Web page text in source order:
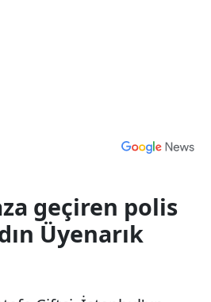
geçiren polis
Üyenarık